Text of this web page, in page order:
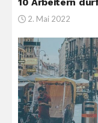
2. Mai 2022